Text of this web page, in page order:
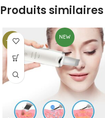
Produits similaires
-39%
NEW